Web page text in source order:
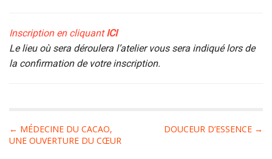
Inscription en cliquantICI
Le lieu où sera déroulera l’atelier vous sera indiqué lors de
la confirmation de votre inscription.
P
o
← MÉDECINE DU CACAO,
UNE OUVERTURE DU CŒUR
DOUCEUR D’ESSENCE →